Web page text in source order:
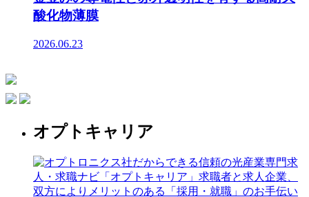
酸化物薄膜
2026.06.23
オプトキャリア